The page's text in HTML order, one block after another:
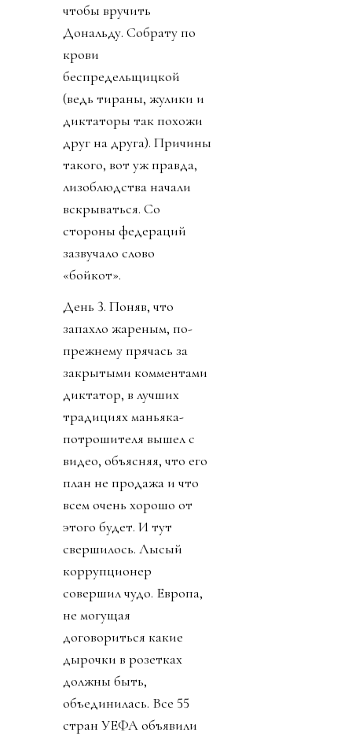
чтобы вручить
Дональду. Собрату по
крови
беспредельщицкой
(ведь тираны, жулики и
диктаторы так похожи
друг на друга). Причины
такого, вот уж правда,
лизоблюдства начали
вскрываться. Со
стороны федераций
зазвучало слово
«бойкот».
День 3. Поняв, что
запахло жареным, по-
прежнему прячась за
закрытыми комментами
диктатор, в лучших
традициях маньяка-
потрошителя вышел с
видео, объясняя, что его
план не продажа и что
всем очень хорошо от
этого будет. И тут
свершилось. Лысый
коррупционер
совершил чудо. Европа,
не могущая
договориться какие
дырочки в розетках
должны быть,
объединилась. Все 55
стран УЕФА объявили